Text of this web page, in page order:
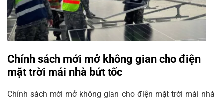
Chính sách mới mở không gian cho điện
mặt trời mái nhà bứt tốc
Chính sách mới mở không gian cho điện mặt trời mái nhà